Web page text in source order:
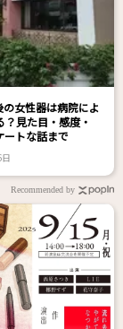
の女性器は病院によ
？見た目・感度・
トな話まで
Recommended by